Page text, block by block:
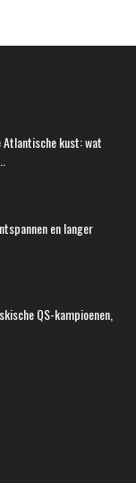
Atlantische kust: wat
en langer
QS-kampioenen,